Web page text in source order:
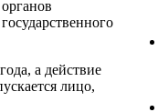
а действие
лицо,